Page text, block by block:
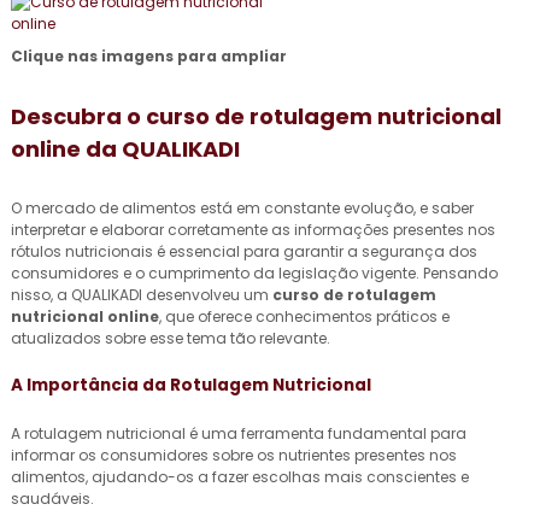
Clique nas imagens para ampliar
Descubra o curso de rotulagem nutricional
online da QUALIKADI
O mercado de alimentos está em constante evolução, e saber
interpretar e elaborar corretamente as informações presentes nos
rótulos nutricionais é essencial para garantir a segurança dos
consumidores e o cumprimento da legislação vigente. Pensando
nisso, a QUALIKADI desenvolveu um curso de rotulagem
nutricional online, que oferece conhecimentos práticos e
atualizados sobre esse tema tão relevante.
A Importância da Rotulagem Nutricional
A rotulagem nutricional é uma ferramenta fundamental para
informar os consumidores sobre os nutrientes presentes nos
alimentos, ajudando-os a fazer escolhas mais conscientes e
saudáveis.